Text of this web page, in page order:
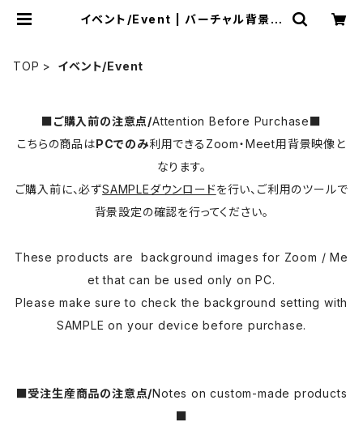
イベント/Event | バーチャル背景映
TOP イベント/Event
■ご購入前の注意点/Attention Before Purchase■
こちらの商品はPCでのみ利用できるZoom・Meet用背景映像と
なります。
ご購入前に、必ずSAMPLEダウンロードを行い、ご利用のツールで
背景設定の確認を行ってください。
These products are background images for Zoom / Me
et that can be used only on PC.
Please make sure to check the background setting with
SAMPLE on your device before purchase.
■受注生産商品の注意点/Notes on custom-made products
■